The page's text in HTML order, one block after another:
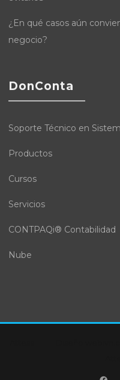
¿En qué casos aún
negocio?
DonConta
Soporte Técnico en
Productos
Cursos
Servicios
CONTPAQi® Contabilidad
Nube